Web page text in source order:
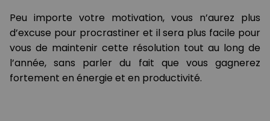
Peu importe votre motivation, vous n’aurez plus
d’excuse pour procrastiner et il sera plus facile pour
vous de maintenir cette résolution tout au long de
l’année, sans parler du fait que vous gagnerez
fortement en énergie et en productivité.